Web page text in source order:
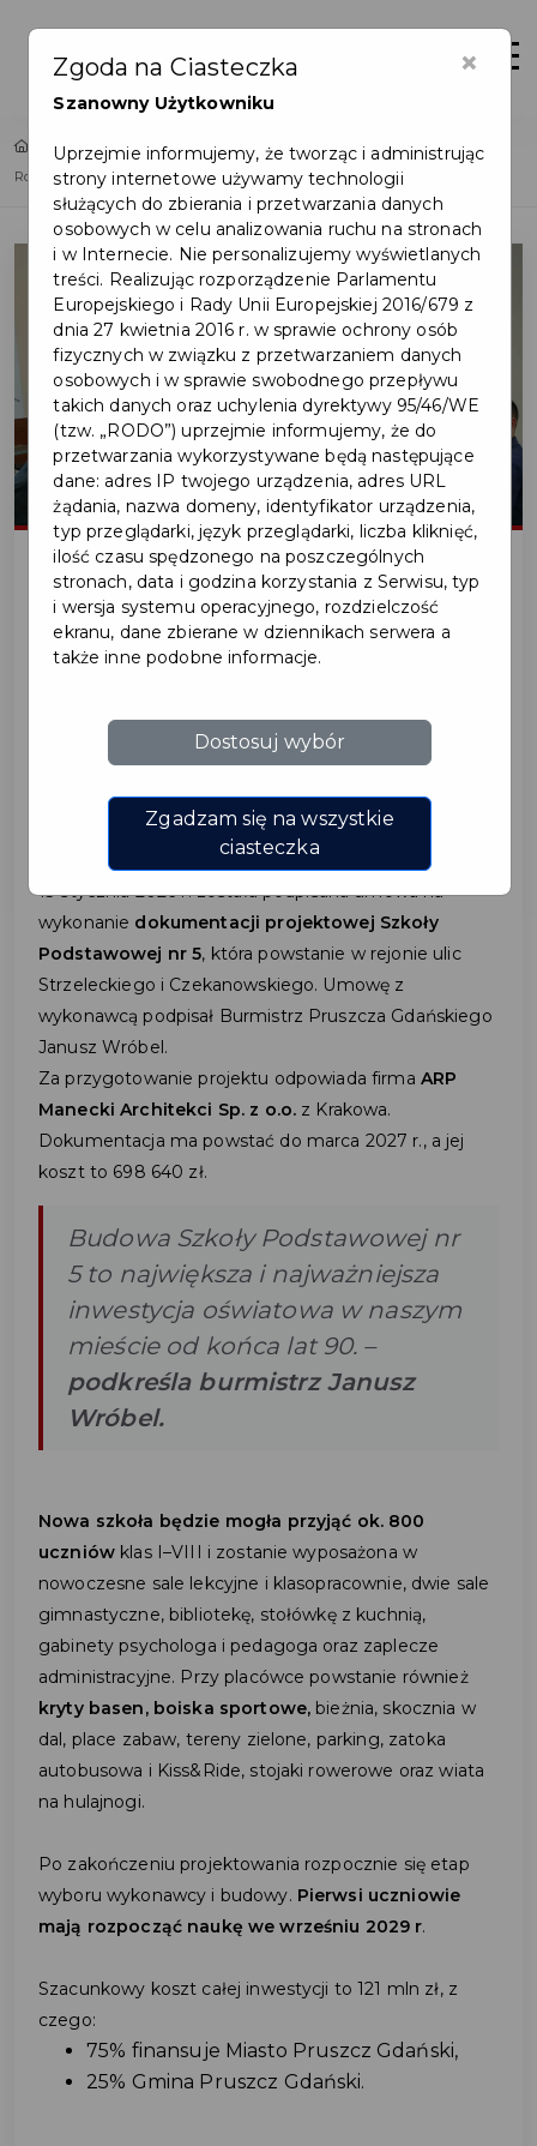
Zaloguj
Home
Lista aktualności
Rozpoczyna się etap projektowy nowej Szkoły Podstawowej nr 5
2026-01-14
PROJEKTOWY NOWEJ
SZKOŁY PODSTAWOWEJ
13 stycznia 2026 r. została podpisana umowa na
wykonanie dokumentacji projektowej Szkoły
Podstawowej nr 5, która powstanie w rejonie ulic
Strzeleckiego i Czekanowskiego. Umowę z
wykonawcą podpisał Burmistrz Pruszcza Gdańskiego
Janusz Wróbel.
Za przygotowanie projektu odpowiada firma ARP
Manecki Architekci Sp. z o.o. z Krakowa.
Dokumentacja ma powstać do marca 2027 r., a jej
koszt to 698 640 zł.
Budowa Szkoły Podstawowej nr
5 to największa i najważniejsza
inwestycja oświatowa w naszym
mieście od końca lat 90. –
podkreśla burmistrz Janusz
Wróbel.
Nowa szkoła będzie mogła przyjąć ok. 800
uczniów klas I–VIII i zostanie wyposażona w
nowoczesne sale lekcyjne i klasopracownie, dwie sale
gimnastyczne, bibliotekę, stołówkę z kuchnią,
gabinety psychologa i pedagoga oraz zaplecze
administracyjne. Przy placówce powstanie również
kryty basen, boiska sportowe, bieżnia, skocznia w
dal, place zabaw, tereny zielone, parking, zatoka
autobusowa i Kiss&Ride, stojaki rowerowe oraz wiata
na hulajnogi.
Po zakończeniu projektowania rozpocznie się etap
wyboru wykonawcy i budowy. Pierwsi uczniowie
mają rozpocząć naukę we wrześniu 2029 r.
Szacunkowy koszt całej inwestycji to 121 mln zł, z
czego:
75% finansuje Miasto Pruszcz Gdański,
25% Gmina Pruszcz Gdański.
×
Zgoda na Ciasteczka
Szanowny Użytkowniku
Uprzejmie informujemy, że tworząc i administrując
strony internetowe używamy technologii
służących do zbierania i przetwarzania danych
osobowych w celu analizowania ruchu na stronach
i w Internecie. Nie personalizujemy wyświetlanych
treści. Realizując rozporządzenie Parlamentu
Europejskiego i Rady Unii Europejskiej 2016/679 z
dnia 27 kwietnia 2016 r. w sprawie ochrony osób
fizycznych w związku z przetwarzaniem danych
osobowych i w sprawie swobodnego przepływu
takich danych oraz uchylenia dyrektywy 95/46/WE
(tzw. „RODO”) uprzejmie informujemy, że do
przetwarzania wykorzystywane będą następujące
dane: adres IP twojego urządzenia, adres URL
żądania, nazwa domeny, identyfikator urządzenia,
typ przeglądarki, język przeglądarki, liczba kliknięć,
ilość czasu spędzonego na poszczególnych
stronach, data i godzina korzystania z Serwisu, typ
i wersja systemu operacyjnego, rozdzielczość
ekranu, dane zbierane w dziennikach serwera a
także inne podobne informacje.
Dostosuj wybór
Zgadzam się na wszystkie
ciasteczka